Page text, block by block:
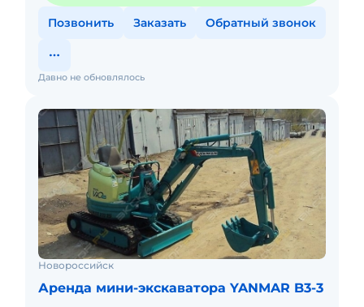
Позвонить Заказать Обратный звонок
Давно не обновлялось
Новороссийск
Аренда мини-экскаватора YANMAR B3-3